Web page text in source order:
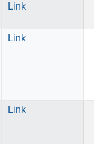
Link
Link
Link